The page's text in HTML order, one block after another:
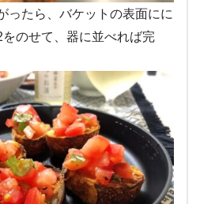
ったら、バケットの表面にに
のせて、器に並べれば完